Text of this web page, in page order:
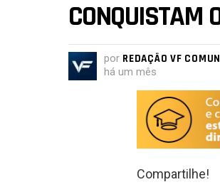
CONQUISTAM
por REDAÇÃO VF
há um mês
Compartilhe!